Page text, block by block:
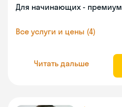
Для начинающих - премиум
Все услуги и цены (4)
Читать дальше